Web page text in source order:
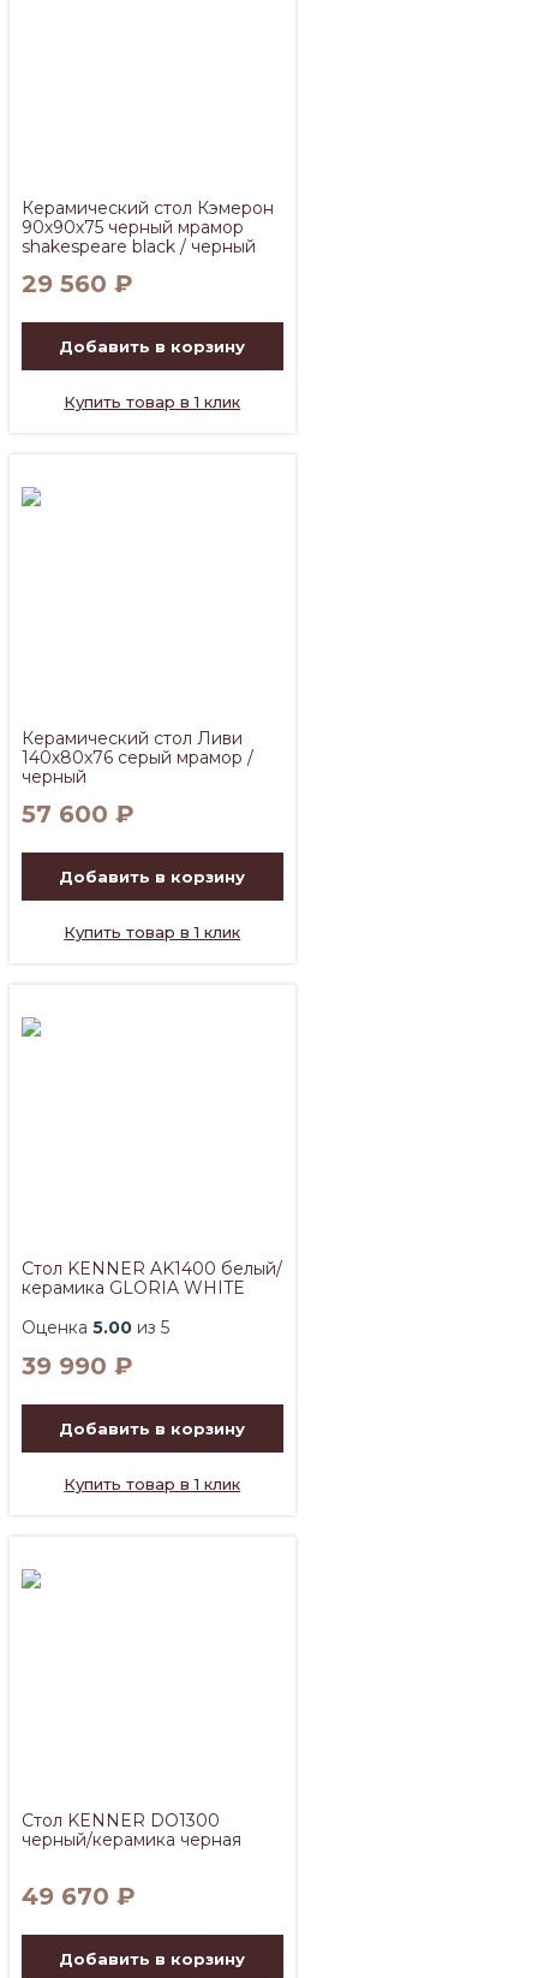
Керамический стол Кэмерон
90х90х75 черный мрамор
shakespeare black / черный
29 560 ₽
Добавить в корзину
Купить товар в 1 клик
Керамический стол Ливи
140х80х76 серый мрамор /
черный
57 600 ₽
Добавить в корзину
Купить товар в 1 клик
Стол KENNER AK1400 белый/
керамика GLORIA WHITE
Оценка 5.00 из 5
39 990 ₽
Добавить в корзину
Купить товар в 1 клик
Стол KENNER DO1300
черный/керамика черная
49 670 ₽
Добавить в корзину